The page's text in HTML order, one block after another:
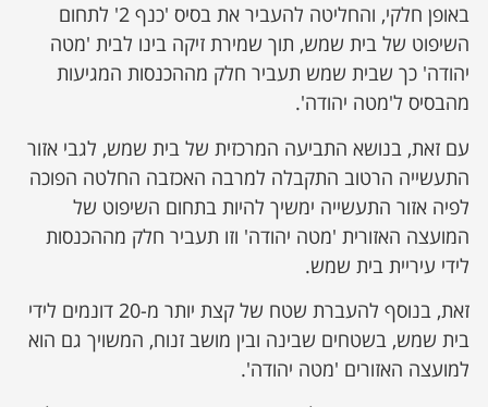
באופן חלקי, והחליטה להעביר את בסיס 'כנף 2' לתחום
השיפוט של בית שמש, תוך שמירת זיקה בינו לבית 'מטה
יהודה' כך שבית שמש תעביר חלק מההכנסות המגיעות
מהבסיס ל'מטה יהודה'.
עם זאת, בנושא התביעה המרכזית של בית שמש, לגבי אזור
התעשייה הרטוב התקבלה למרבה האכזבה החלטה הפוכה
לפיה אזור התעשייה ימשיך להיות בתחום השיפוט של
המועצה האזורית 'מטה יהודה' וזו תעביר חלק מההכנסות
לידי עיריית בית שמש.
זאת, בנוסף להעברת שטח של קצת יותר מ-20 דונמים לידי
בית שמש, בשטחים שבינה ובין מושב זנוח, המשויך גם הוא
למועצה האזורים 'מטה יהודה'.